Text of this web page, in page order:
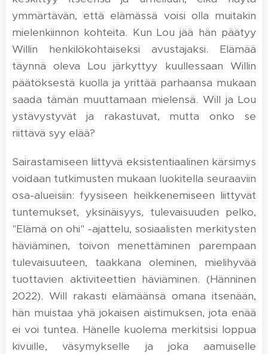
ymmärtävän, että elämässä voisi olla muitakin
mielenkiinnon kohteita. Kun Lou jää hän päätyy
Willin henkilökohtaiseksi avustajaksi. Elämää
täynnä oleva Lou järkyttyy kuullessaan Willin
päätöksestä kuolla ja yrittää parhaansa mukaan
saada tämän muuttamaan mielensä. Will ja Lou
ystävystyvät ja rakastuvat, mutta onko se
riittävä syy elää?
Sairastamiseen liittyvä eksistentiaalinen kärsimys
voidaan tutkimusten mukaan luokitella seuraaviin
osa-alueisiin: fyysiseen heikkenemiseen liittyvät
tuntemukset, yksinäisyys, tulevaisuuden pelko,
"Elämä on ohi" -ajattelu, sosiaalisten merkitysten
häviäminen, toivon menettäminen parempaan
tulevaisuuteen, taakkana oleminen, mielihyvää
tuottavien aktiviteettien häviäminen. (Hänninen
2022). Will rakasti elämäänsä omana itsenään,
hän muistaa yhä jokaisen aistimuksen, jota enää
ei voi tuntea. Hänelle kuolema merkitsisi loppua
kivuille, väsymykselle ja joka aamuiselle